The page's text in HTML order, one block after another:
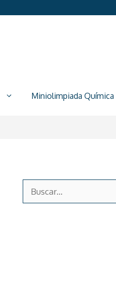
Miniolimpiada Química